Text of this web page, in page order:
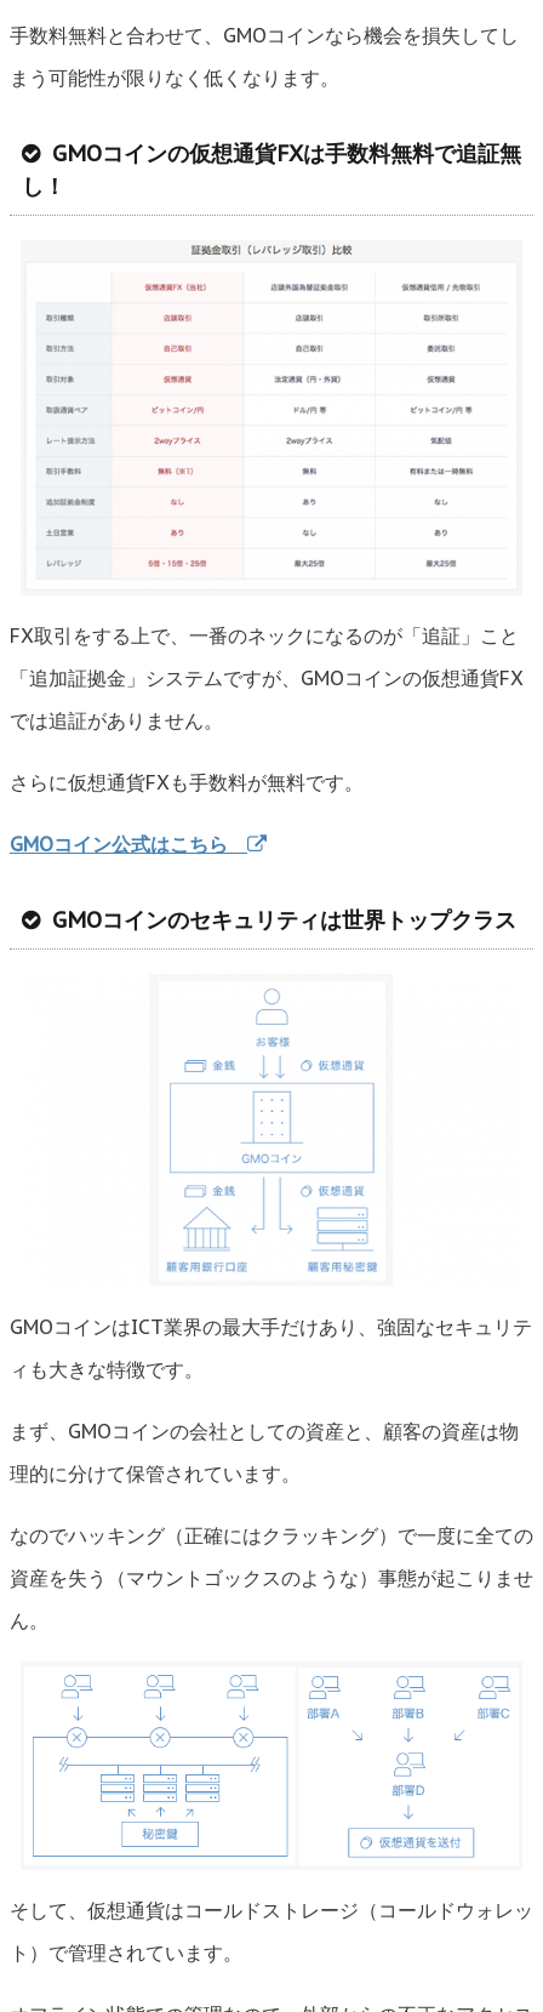
手数料無料と合わせて、GMOコインなら機会を損失してし
まう可能性が限りなく低くなります。
GMOコインの仮想通貨FXは手数料無料で追証無
し！
FX取引をする上で、一番のネックになるのが「追証」こと
「追加証拠金」システムですが、GMOコインの仮想通貨FX
では追証がありません。
さらに仮想通貨FXも手数料が無料です。
GMOコイン公式はこちら
GMOコインのセキュリティは世界トップクラス
GMOコインはICT業界の最大手だけあり、強固なセキュリテ
ィも大きな特徴です。
まず、GMOコインの会社としての資産と、顧客の資産は物
理的に分けて保管されています。
なのでハッキング（正確にはクラッキング）で一度に全ての
資産を失う（マウントゴックスのような）事態が起こりませ
ん。
そして、仮想通貨はコールドストレージ（コールドウォレッ
ト）で管理されています。